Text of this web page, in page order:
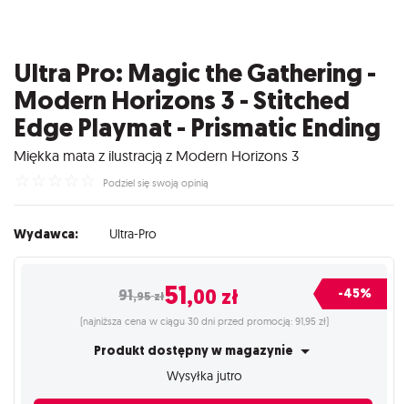
Ultra Pro: Magic the Gathering -
Modern Horizons 3 - Stitched
Edge Playmat - Prismatic Ending
Miękka mata z ilustracją z Modern Horizons 3
Podziel się swoją opinią
Wydawca: Ultra-Pro
91,95zł51,00 zł -45%
(najniższa cena w ciągu 30 dni przed promocją: 91,95 zł)
Produkt dostępny w magazynie
Wysyłka jutro